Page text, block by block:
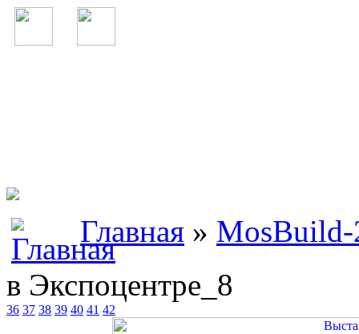
Главная » MosBuild-
в Экспоцентре_8
36 37 38 39 40 41 42